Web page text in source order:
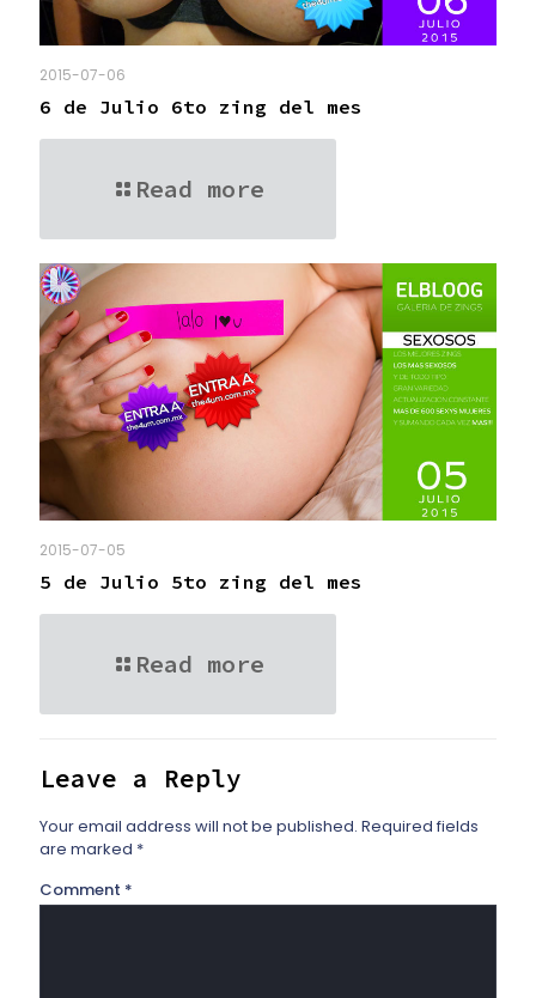
2015-07-06
6 de Julio 6to zing del mes
Read more
2015-07-05
5 de Julio 5to zing del mes
Read more
Leave a Reply
Your email address will not be published. Required fields
are marked *
Comment *